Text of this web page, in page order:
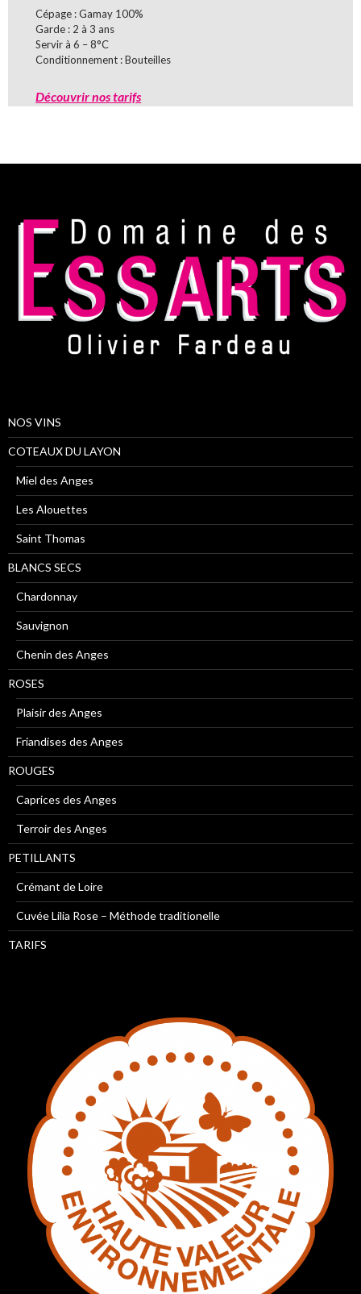
Cépage : Gamay 100%
Garde : 2 à 3 ans
Servir à 6 – 8°C
Conditionnement : Bouteilles
Découvrir nos tarifs
NOS VINS
COTEAUX DU LAYON
Miel des Anges
Les Alouettes
Saint Thomas
BLANCS SECS
Chardonnay
Sauvignon
Chenin des Anges
ROSES
Plaisir des Anges
Friandises des Anges
ROUGES
Caprices des Anges
Terroir des Anges
PETILLANTS
Crémant de Loire
Cuvée Lilia Rose – Méthode traditionelle
TARIFS